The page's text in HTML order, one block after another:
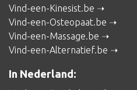
Vind-een-Kinesist.be
Vind-een-Osteopaat.be
Vind-een-Massage.be
Vind-een-Alternatief.be
In Nederland: